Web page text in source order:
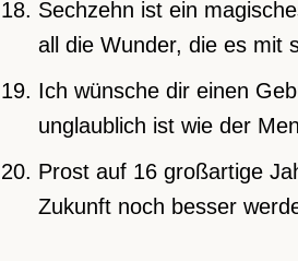
Sechzehn ist ein
all die Wunder, die es mit
Ich wünsche dir einen
unglaublich ist wie der
Prost auf 16 großartige
Zukunft noch besser